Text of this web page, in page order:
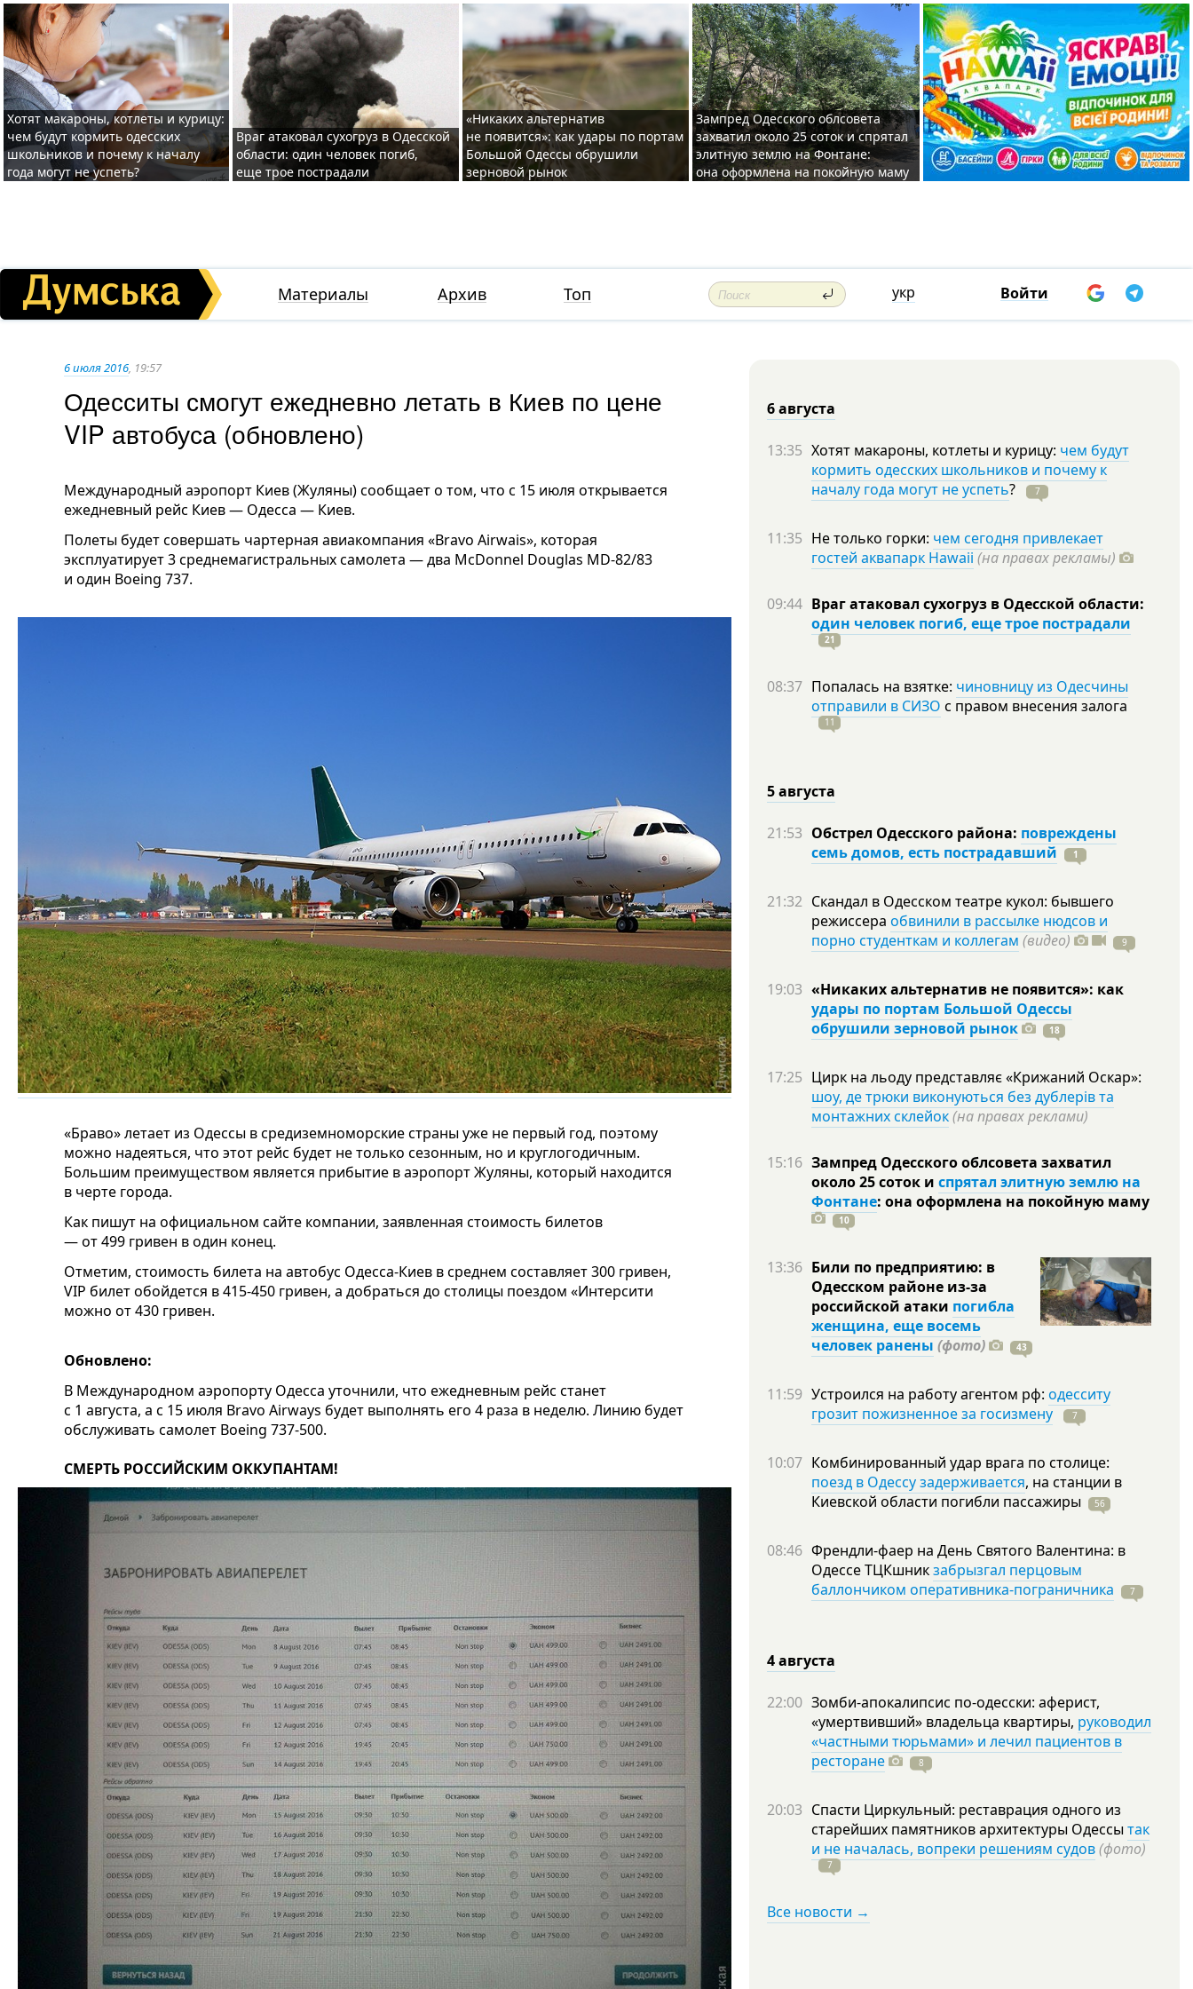
Хотят макароны, котлеты и курицу:
чем будут кормить одесских
школьников и почему к началу
года могут не успеть?
Враг атаковал сухогруз в Одесской
области: один человек погиб,
еще трое пострадали
«Никаких альтернатив
не появится»: как удары по портам
Большой Одессы обрушили
зерновой рынок
Зампред Одесского облсовета
захватил около 25 соток и спрятал
элитную землю на Фонтане:
она оформлена на покойную маму
Материалы Архив Топ укр Войти
6 июля 2016, 19:57
Одесситы смогут ежедневно летать в Киев по цене
VIP автобуса (обновлено)
Международный аэропорт Киев (Жуляны) сообщает о том, что с 15 июля открывается
ежедневный рейс Киев — Одесса — Киев.
Полеты будет совершать чартерная авиакомпания «Bravo Airwais», которая
эксплуатирует 3 среднемагистральных самолета — два McDonnel Douglas MD-82/83
и один Boeing 737.
«Браво» летает из Одессы в средиземноморские страны уже не первый год, поэтому
можно надеяться, что этот рейс будет не только сезонным, но и круглогодичным.
Большим преимуществом является прибытие в аэропорт Жуляны, который находится
в черте города.
Как пишут на официальном сайте компании, заявленная стоимость билетов
— от 499 гривен в один конец.
Отметим, стоимость билета на автобус Одесса-Киев в среднем составляет 300 гривен,
VIP билет обойдется в 415-450 гривен, а добраться до столицы поездом «Интерсити
можно от 430 гривен.
Обновлено:
В Международном аэропорту Одесса уточнили, что ежедневным рейс станет
с 1 августа, а с 15 июля Bravo Airways будет выполнять его 4 раза в неделю. Линию будет
обслуживать самолет Boeing 737-500.
СМЕРТЬ РОССИЙСКИМ ОККУПАНТАМ!
6 августа
13:35 Хотят макароны, котлеты и курицу: чем будут
кормить одесских школьников и почему к
началу года могут не успеть? 7
11:35 Не только горки: чем сегодня привлекает
гостей аквапарк Hawaii (на правах рекламы)
09:44 Враг атаковал сухогруз в Одесской области:
один человек погиб, еще трое пострадали
21
08:37 Попалась на взятке: чиновницу из Одесчины
отправили в СИЗО с правом внесения залога
11
5 августа
21:53 Обстрел Одесского района: повреждены
семь домов, есть пострадавший
1
21:32 Скандал в Одесском театре кукол: бывшего
режиссера обвинили в рассылке нюдсов и
порно студенткам и коллегам (видео) 9
19:03 «Никаких альтернатив не появится»: как
удары по портам Большой Одессы
обрушили зерновой рынок
18
17:25 Цирк на льоду представляє «Крижаний Оскар»:
шоу, де трюки виконуються без дублерів та
монтажних склейок(на правах реклами)
15:16 Зампред Одесского облсовета захватил
около 25 соток и спрятал элитную землю на
Фонтане: она оформлена на покойную маму
10
13:36 Били по предприятию: в
Одесском районе из-за
российской атаки погибла
женщина, еще восемь
человек ранены (фото) 43
11:59 Устроился на работу агентом рф: одесситу
грозит пожизненное за госизмену
7
10:07 Комбинированный удар врага по столице:
поезд в Одессу задерживается, на станции в
Киевской области погибли пассажиры 56
08:46 Френдли-фаер на День Святого Валентина: в
Одессе ТЦКшникзабрызгал перцовым
баллончиком оперативника-пограничника
7
4 августа
22:00 Зомби-апокалипсис по-одесски: аферист,
«умертвивший» владельца квартиры, руководил
«частными тюрьмами» и лечил пациентов в
ресторане
8
20:03 Спасти Циркульный: реставрация одного из
старейших памятников архитектуры Одессы так
и не началась, вопреки решениям судов(фото)
7
Все новости →